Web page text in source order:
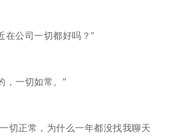
在公司一切都好吗？”
，一切如常。”
切正常，为什么一年都没找我聊天